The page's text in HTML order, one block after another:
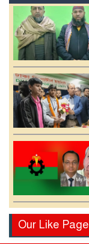
হোসেনের পুত্র
Our Like Page